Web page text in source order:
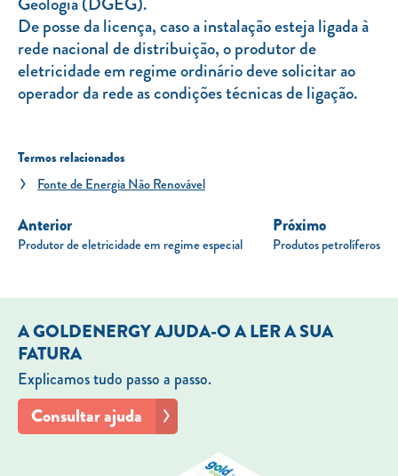
De posse da licença, caso a instalação esteja ligada à
rede nacional de distribuição, o produtor de
eletricidade em regime ordinário deve solicitar ao
operador da rede as condições técnicas de ligação.
Termos relacionados
Fonte de Energia Não Renovável
Anterior
Produtor de eletricidade em regime especial
Próximo
Produtos petrolíferos
A GOLDENERGY AJUDA-O A LER A SUA
FATURA
Explicamos tudo passo a passo.
Consultar ajuda